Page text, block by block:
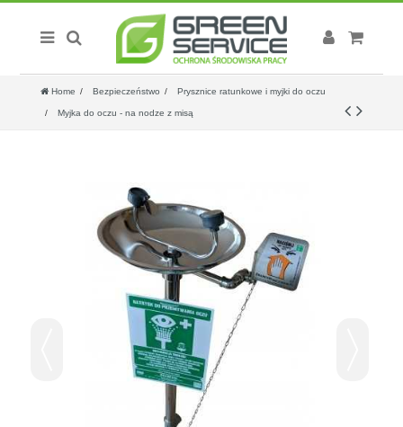
Home Bezpieczeństwo Prysznice ratunkowe i myjki do oczu
Myjka do oczu - na nodze z misą